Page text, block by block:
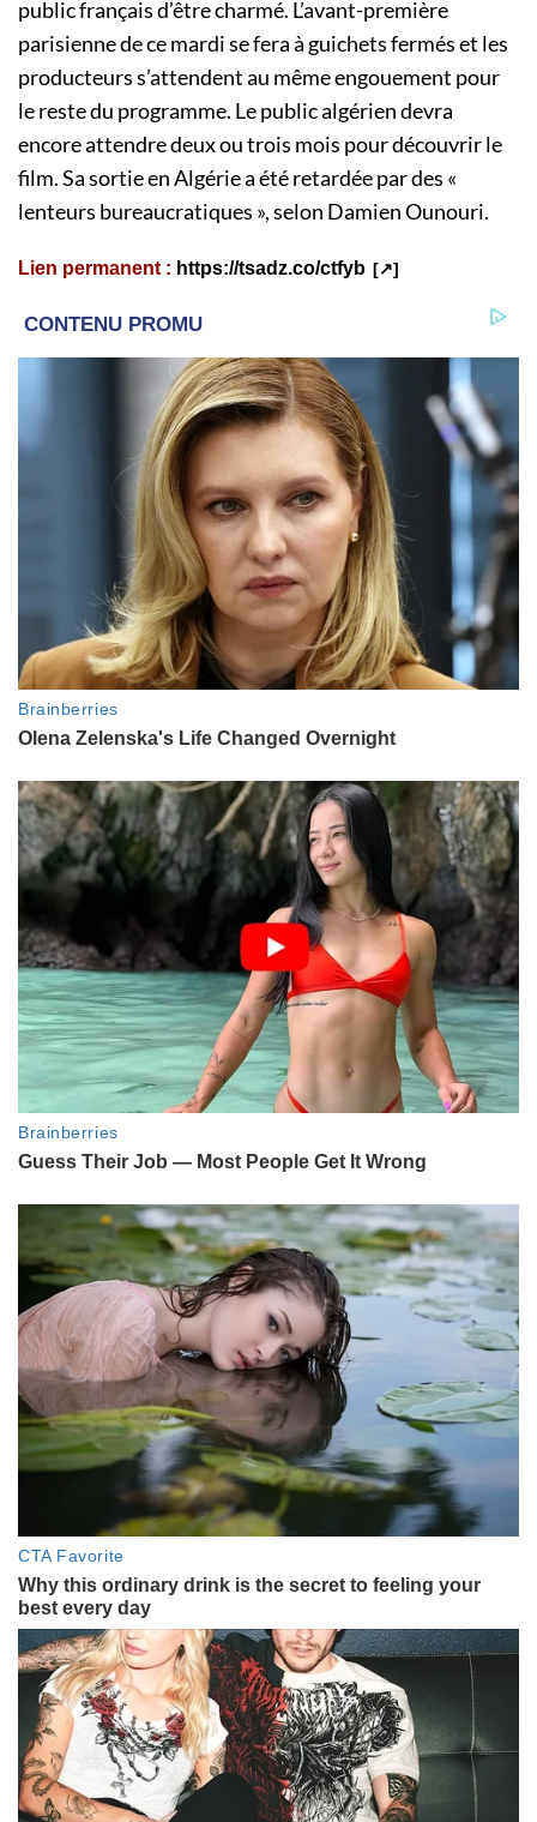
public français d’être charmé. L’avant-première
parisienne de ce mardi se fera à guichets fermés et les
producteurs s’attendent au même engouement pour
le reste du programme. Le public algérien devra
encore attendre deux ou trois mois pour découvrir le
film. Sa sortie en Algérie a été retardée par des «
lenteurs bureaucratiques », selon Damien Ounouri.
Lien permanent : https://tsadz.co/ctfyb